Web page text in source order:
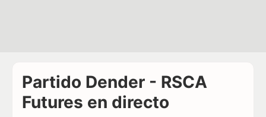
Partido Dender - RSCA
Futures en directo